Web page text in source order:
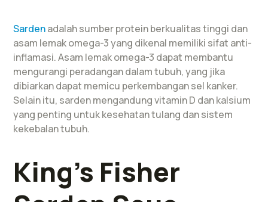
Sardenadalah sumber protein berkualitas tinggi dan
asam lemak omega-3 yang dikenal memiliki sifat anti-
inflamasi. Asam lemak omega-3 dapat membantu
mengurangi peradangan dalam tubuh, yang jika
dibiarkan dapat memicu perkembangan sel kanker.
Selain itu, sarden mengandung vitamin D dan kalsium
yang penting untuk kesehatan tulang dan sistem
kekebalan tubuh.
King’s Fisher